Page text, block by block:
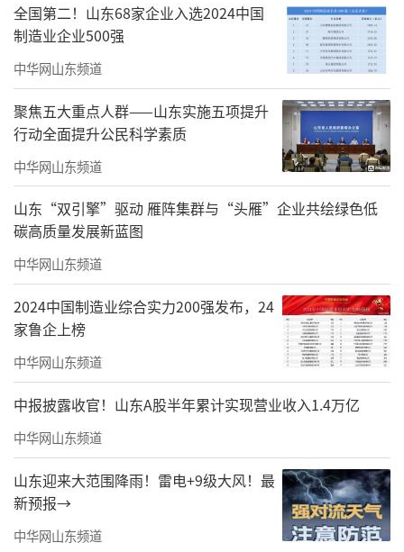
全国第二！山东68家企业入选2024中国
制造业企业500强
中华网山东频道
聚焦五大重点人群——山东实施五项提升
行动全面提升公民科学素质
中华网山东频道
山东“双引擎”驱动 雁阵集群与“头雁”企业共绘绿色低
碳高质量发展新蓝图
中华网山东频道
2024中国制造业综合实力200强发布，24
家鲁企上榜
中华网山东频道
中报披露收官！山东A股半年累计实现营业收入1.4万亿
中华网山东频道
山东迎来大范围降雨！雷电+9级大风！最
新预报→
中华网山东频道